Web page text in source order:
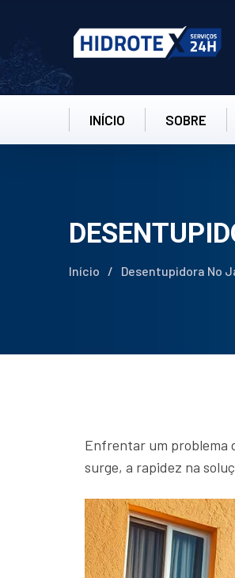
INÍCIO SOBRE
Início / Desentupidora No
Enfrentar um problema
surge, a rapidez na